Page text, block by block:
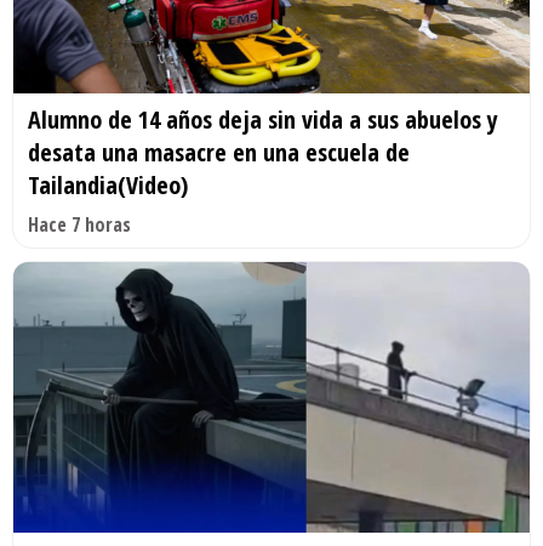
Alumno de 14 años deja sin vida a sus abuelos y
desata una masacre en una escuela de
Tailandia(Video)
Hace 7 horas